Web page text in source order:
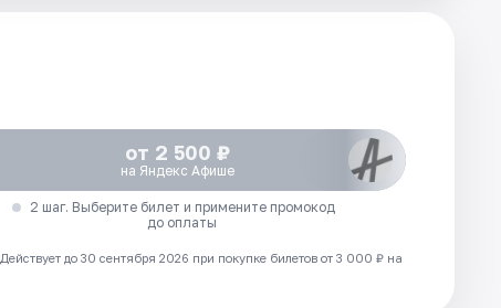
от 2 500 ₽
на Яндекс Афише
2 шаг. Выберите билет и примените промокод
до оплаты
Действует до 30 сентября 2026 при покупке билетов от 3 000 ₽ на